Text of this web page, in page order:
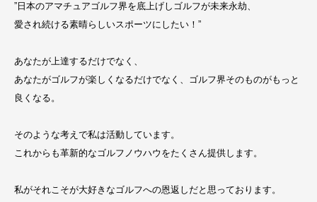
”日本のアマチュアゴルフ界を底上げしゴルフが未来永劫、
愛され続ける素晴らしいスポーツにしたい！”
あなたが上達するだけでなく、
あなたがゴルフが楽しくなるだけでなく、ゴルフ界そのものがもっと
良くなる。
そのような考えで私は活動しています。
これからも革新的なゴルフノウハウをたくさん提供します。
私がそれこそが大好きなゴルフへの恩返しだと思っております。